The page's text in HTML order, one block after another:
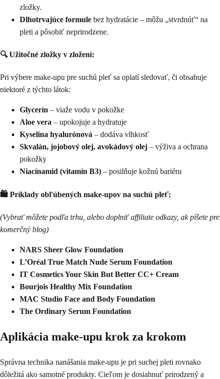
zložky.
Dlhotrvajúce formule bez hydratácie – môžu „stvrdnúť“ na
pleti a pôsobiť neprirodzene.
🔍 Užitočné zložky v zložení:
Pri výbere make-upu pre suchú pleť sa oplatí sledovať, či obsahuje
niektoré z týchto látok:
Glycerín – viaže vodu v pokožke
Aloe vera – upokojuje a hydratuje
Kyselina hyalurónová – dodáva vlhkosť
Skvalán, jojobový olej, avokádový olej – výživa a ochrana
pokožky
Niacínamid (vitamín B3) – posilňuje kožnú bariéru
🛍️ Príklady obľúbených make-upov na suchú pleť:
(Vybrať môžete podľa trhu, alebo doplniť affiliate odkazy, ak píšete pre
komerčný blog)
NARS Sheer Glow Foundation
L’Oréal True Match Nude Serum Foundation
IT Cosmetics Your Skin But Better CC+ Cream
Bourjois Healthy Mix Foundation
MAC Studio Face and Body Foundation
The Ordinary Serum Foundation
Aplikácia make-upu krok za krokom
Správna technika nanášania make-upu je pri suchej pleti rovnako
dôležitá ako samotné produkty. Cieľom je dosiahnuť prirodzený a